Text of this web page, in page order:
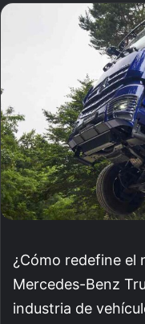
email
¿Cómo redefine el
Mercedes-Benz
industria de